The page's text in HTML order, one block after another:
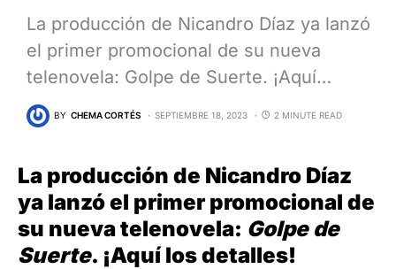
La producción de Nicandro Díaz ya lanzó
el primer promocional de su nueva
telenovela: Golpe de Suerte. ¡Aquí…
BY CHEMA CORTÉS SEPTIEMBRE 18, 2023 2 MINUTE READ
La producción de Nicandro Díaz
ya lanzó el primer promocional de
su nueva telenovela: Golpe de
Suerte. ¡Aquí los detalles!